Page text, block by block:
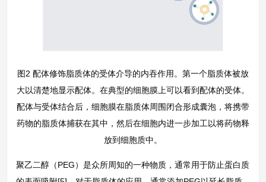
图2 配体修饰脂质体的受体介导的内吞作用。第一个脂质体被放
大以清楚地显示配体。在典型的细胞膜上可以看到配体的受体。
配体与受体结合后，细胞膜在脂质体周围闭合形成囊泡，将携带
药物的脂质体捕获在其中，然后在细胞内进一步加工以将药物释
放到细胞质中。
聚乙二醇（PEG）是众所周知的一种物质，通常用于防止蛋白质